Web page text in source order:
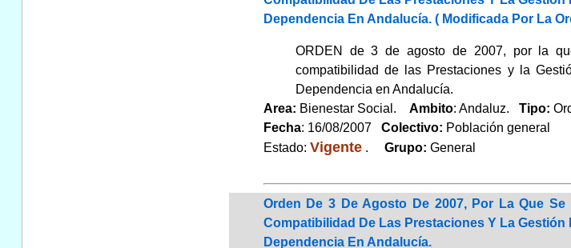
Dependencia En Andalucía. ( Modificada Por La
ORDEN de 3 de agosto de 2007, por la
compatibilidad de las Prestaciones y la
Dependencia en Andalucía.
Area: Bienestar Social. Ambito: Andaluz. Tipo:
Fecha: 16/08/2007Colectivo: Población general
Estado: Vigente. Grupo: General
Orden De 3 De Agosto De 2007, Por La Que
Compatibilidad De Las Prestaciones Y La
Dependencia En Andalucía.